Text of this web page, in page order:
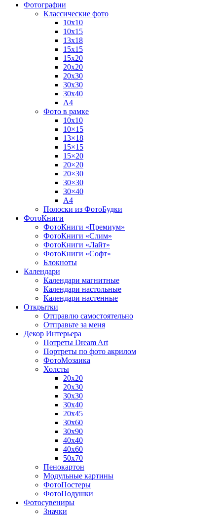
Фотографии
Классические фото
10х10
10х15
13х18
15х15
15х20
20х20
20х30
30х30
30х40
А4
Фото в рамке
10х10
10×15
13×18
15×15
15×20
20×20
20×30
30×30
30×40
A4
Полоски из ФотоБудки
ФотоКниги
ФотоКниги «Премиум»
ФотоКниги «Слим»
ФотоКниги «Лайт»
ФотоКниги «Софт»
Блокноты
Календари
Календари магнитные
Календари настольные
Календари настенные
Открытки
Отправлю самостоятельно
Отправьте за меня
Декор Интерьера
Потреты Dream Art
Портреты по фото акрилом
ФотоМозаика
Холсты
20х20
20х30
30х30
30х40
20х45
30х60
30х90
40х40
40х60
50х70
Пенокартон
Модульные картины
ФотоПостеры
ФотоПодушки
Фотоcувениры
Значки